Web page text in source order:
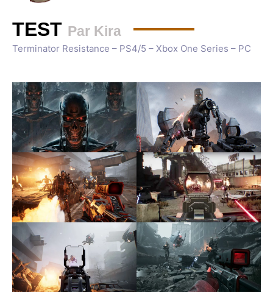
TEST Par Kira
Terminator Resistance – PS4/5 – Xbox One Series – PC